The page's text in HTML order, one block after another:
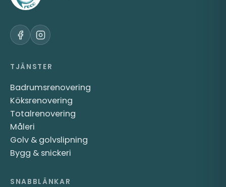
TJÄNSTER
Badrumsrenovering
Köksrenovering
Totalrenovering
Måleri
Golv & golvslipning
Bygg & snickeri
SNABBLÄNKAR